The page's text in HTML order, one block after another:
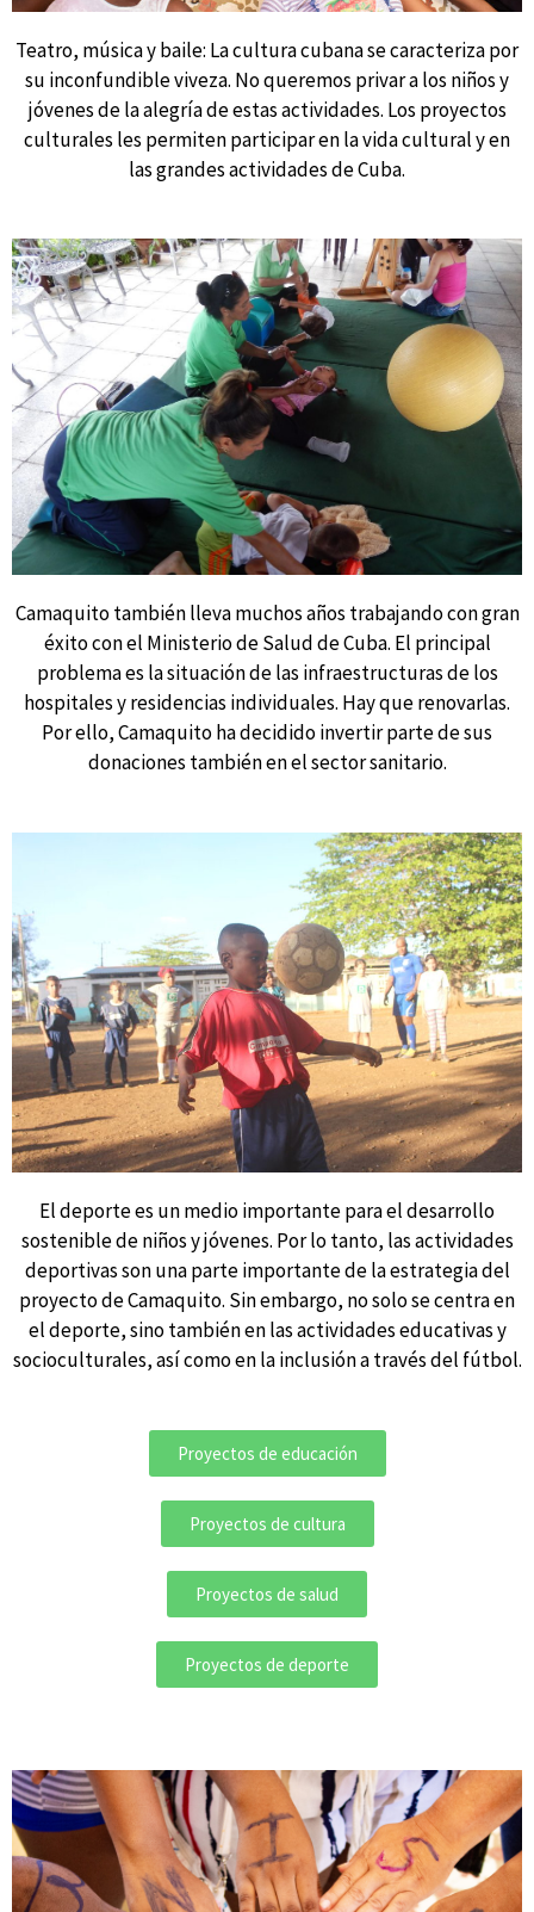
Teatro, música y baile: La cultura cubana se caracteriza por
su inconfundible viveza. No queremos privar a los niños y
jóvenes de la alegría de estas actividades. Los proyectos
culturales les permiten participar en la vida cultural y en
las grandes actividades de Cuba.
Camaquito también lleva muchos años trabajando con gran
éxito con el Ministerio de Salud de Cuba. El principal
problema es la situación de las infraestructuras de los
hospitales y residencias individuales. Hay que renovarlas.
Por ello, Camaquito ha decidido invertir parte de sus
donaciones también en el sector sanitario.
El deporte es un medio importante para el desarrollo
sostenible de niños y jóvenes. Por lo tanto, las actividades
deportivas son una parte importante de la estrategia del
proyecto de Camaquito. Sin embargo, no solo se centra en
el deporte, sino también en las actividades educativas y
socioculturales, así como en la inclusión a través del fútbol.
Proyectos de educación
Proyectos de cultura
Proyectos de salud
Proyectos de deporte